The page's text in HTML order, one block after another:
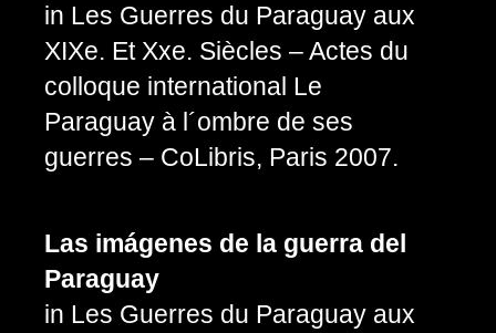
in Les Guerres du Paraguay aux
XIXe. Et Xxe. Siècles – Actes du
colloque international Le
Paraguay à l´ombre de ses
guerres – CoLibris, Paris 2007.
Las imágenes de la guerra del
Paraguay
in Les Guerres du Paraguay aux